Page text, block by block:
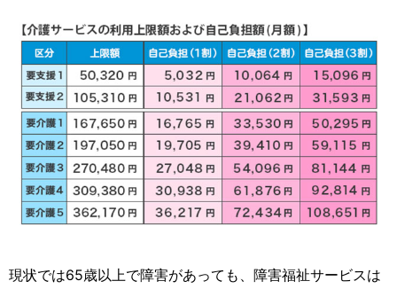
現状では65歳以上で障害があっても、障害福祉サービスは